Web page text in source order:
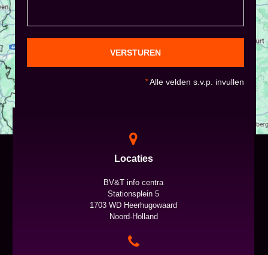
VERSTUREN
*Alle velden s.v.p. invullen
Locaties
BV&T info centra
Stationsplein 5
1703 WD Heerhugowaard
Noord-Holland